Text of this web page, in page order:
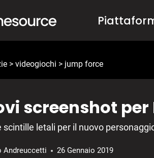
> videogiochi > jump force
screenshot
scintille letali per il nuovo
Andreuccetti 26 Gennaio 2019